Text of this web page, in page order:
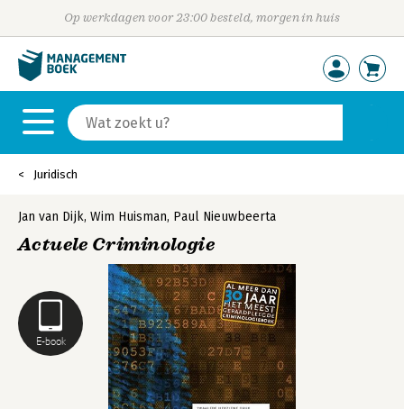
Op werkdagen voor 23:00 besteld, morgen in huis
Juridisch
E-book
Jan van Dijk, Wim Huisman, Paul Nieuwbeerta
Actuele Criminologie